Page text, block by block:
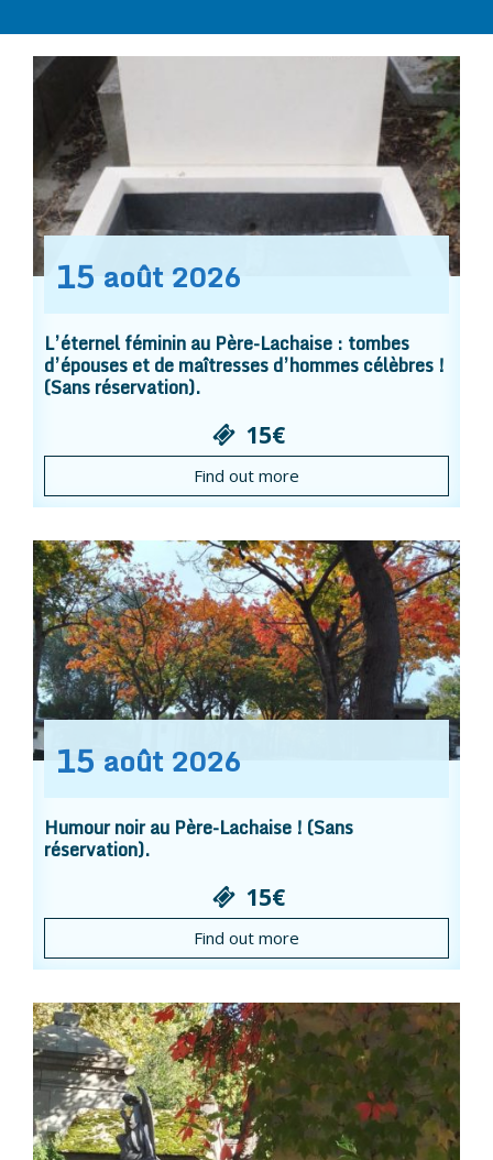
15 août 2026
L’éternel féminin au Père-Lachaise : tombes
d’épouses et de maîtresses d’hommes célèbres !
(Sans réservation).
15€
Find out more
15 août 2026
Humour noir au Père-Lachaise ! (Sans
réservation).
15€
Find out more